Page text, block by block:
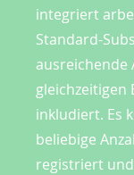
integriert
Standard-
ausreichende
gleichzeitigen
inkludiert. Es
beliebige
registriert